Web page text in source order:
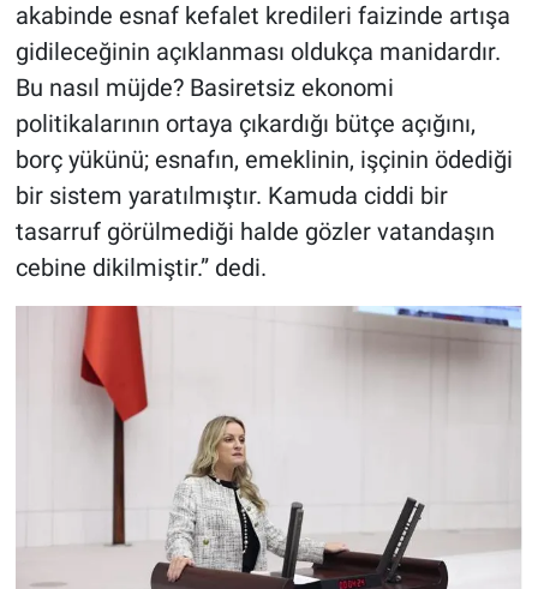
akabinde esnaf kefalet kredileri faizinde artışa
gidileceğinin açıklanması oldukça manidardır.
Bu nasıl müjde? Basiretsiz ekonomi
politikalarının ortaya çıkardığı bütçe açığını,
borç yükünü; esnafın, emeklinin, işçinin ödediği
bir sistem yaratılmıştır. Kamuda ciddi bir
tasarruf görülmediği halde gözler vatandaşın
cebine dikilmiştir.” dedi.